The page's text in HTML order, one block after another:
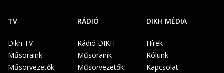
TV
Dikh TV
Műsoraink
Műsorvezetők
RÁDIÓ
Rádió DIKH
Műsoraink
Műsorvezetők
DIKH MÉDIA
Hírek
Rólunk
Kapcsolat